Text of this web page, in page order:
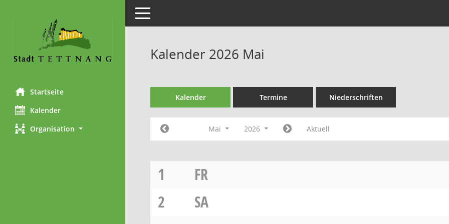
Startseite
Kalender
Organisation
Toggle navigation
Kalender 2026 Mai
Kalender Termine Niederschriften
Mai 2026 Aktuell
1
FR
2
SA